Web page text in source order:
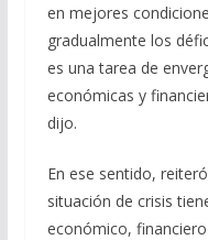
en mejores
gradualmente los
es una tarea de
económicas y
dijo.
En ese sentido,
situación de crisis
económico,